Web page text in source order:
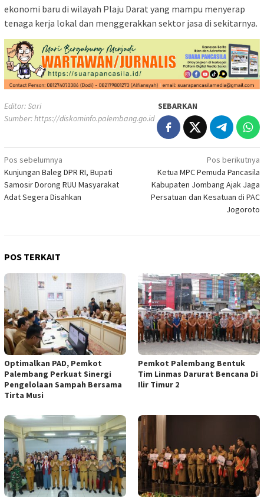
ekonomi baru di wilayah Plaju Darat yang mampu menyerap
tenaga kerja lokal dan menggerakkan sektor jasa di sekitarnya.
Editor: Sari
Sumber:https://diskominfo.palembang.go.id
SEBARKAN
Navigasi
pos
Pos sebelumnya
Kunjungan Baleg DPR RI, Bupati
Samosir Dorong RUU Masyarakat
Adat Segera Disahkan
Pos berikutnya
Ketua MPC Pemuda Pancasila
Kabupaten Jombang Ajak Jaga
Persatuan dan Kesatuan di PAC
Jogoroto
POS TERKAIT
Optimalkan PAD, Pemkot
Palembang Perkuat Sinergi
Pengelolaan Sampah Bersama
Tirta Musi
Pemkot Palembang Bentuk
Tim Linmas Darurat Bencana Di
Ilir Timur 2